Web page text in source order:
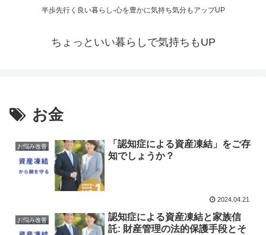
半歩先行く良い暮らし-心を豊かに気持ち気分もアップUP
ちょっといい暮らしで気持ちもUP
お金
お悩み改善
「認知症による資産凍結」をご存
知でしょうか？
2024.04.21
お悩み改善
認知症による資産凍結と家族信
託: 財産管理の法的保護手段とそ